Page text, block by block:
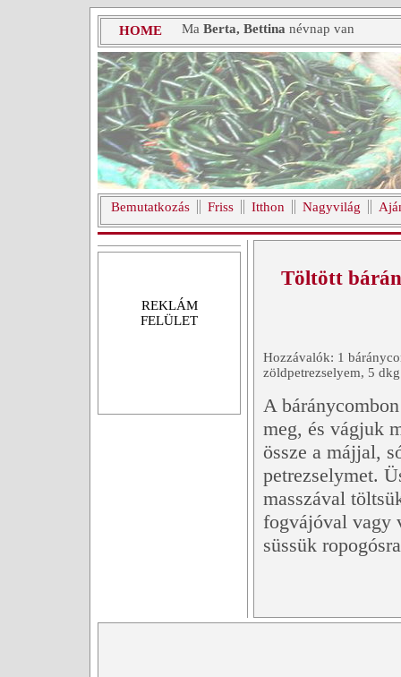
HOME Ma Berta, Bettina névnap van
Bemutatkozás Friss Itthon Nagyvilág
REKLÁM
FELÜLET
Töltött
Hozzávalók: 1
zöldpetrezselyem, 5
A
meg, és vágjuk
össze a májjal,
petrezselymet.
masszával
fogvájóval vagy
süssük